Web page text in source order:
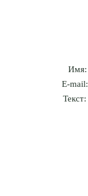
Имя:
E-mail:
Текст: